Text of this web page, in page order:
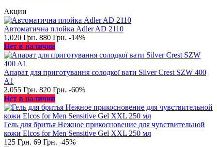
Акции
Автоматична плойка Adler AD 2110
1,020 Грн. 880 Грн. -14%
Нет в наличии
Апарат для приготування солодкої вати Silver Crest SZW 400
A1
2,055 Грн. 820 Грн. -60%
Нет в наличии
Гель для бритья Нежное прикосновение для чувствительной
кожи Elcos for Men Sensitive Gel XXL 250 мл
125 Грн. 69 Грн. -45%